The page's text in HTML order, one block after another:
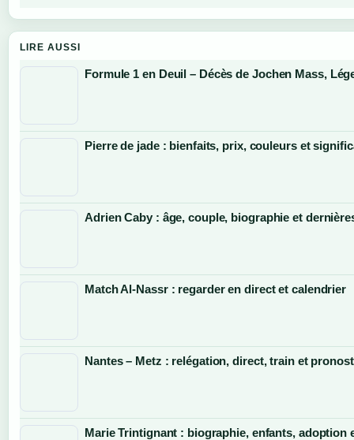
LIRE AUSSI
Formule 1 en Deuil – Décès de Jochen Mass,
Pierre de jade : bienfaits, prix, couleurs et
Adrien Caby : âge, couple, biographie et
Match Al-Nassr : regarder en direct et calendrier
Nantes – Metz : relégation, direct, train et
Marie Trintignant : biographie, enfants, adoption